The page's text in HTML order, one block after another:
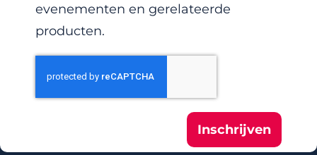
evenementen en gerelateerde
producten.
Inschrijven